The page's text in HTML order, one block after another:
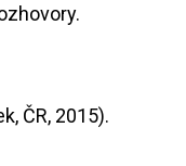
ČR, 2015).